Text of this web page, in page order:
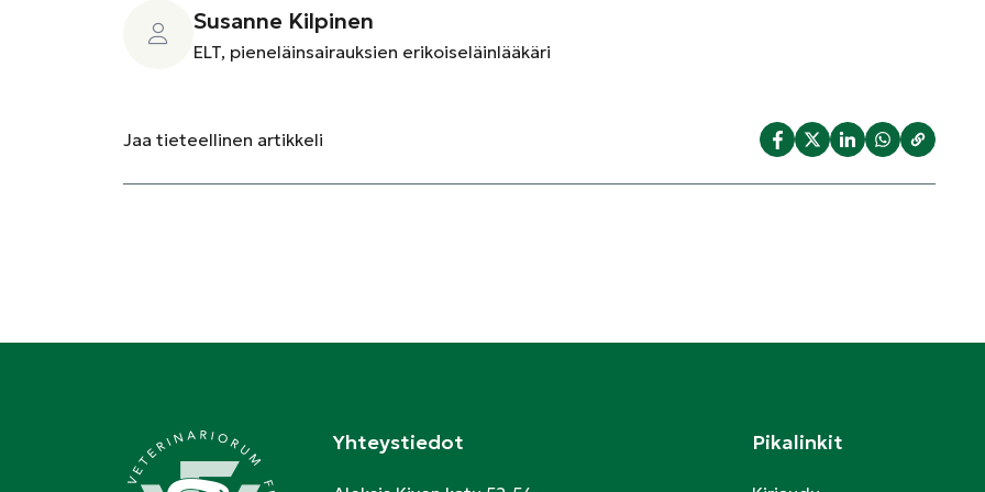
Susanne Kilpinen
ELT, pieneläinsairauksien erikoiseläinlääkäri
Jaa tieteellinen artikkeli
Yhteystiedot Pikalinkit